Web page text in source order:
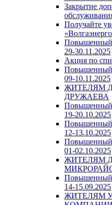
Закрытие
Получайте
Повышенный
29-30.11.2025
Акция по
Повышенный
09-10.11.2025
ЖИТЕЛЯМ
ДРУЖАЕВА
Повышенный
19-20.10.2025
Повышенный
12-13.10.2025
Повышенный
01-02.10.2025
ЖИТЕЛЯМ
Повышенный
14-15.09.2025
ЖИТЕЛЯМ